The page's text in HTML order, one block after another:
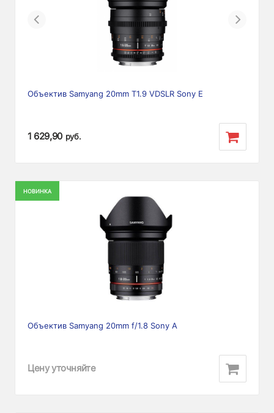
Previous Next
Объектив Samyang 20mm T1.9 VDSLR Sony E
1 629,90 руб.
НОВИНКА
Объектив Samyang 20mm f/1.8 Sony А
Цену уточняйте